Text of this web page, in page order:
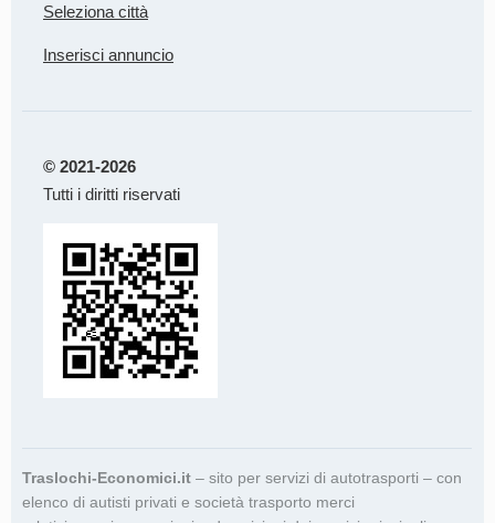
Seleziona città
Inserisci annuncio
© 2021-2026
Tutti i diritti riservati
Traslochi-Economici.it – sito per servizi di autotrasporti – con
elenco di autisti privati e società trasporto merci